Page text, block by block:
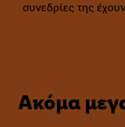
συνεδρίες της
Ακόμα